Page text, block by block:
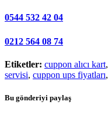
0544 532 42 04
0212 564 08 74
Etiketler: cuppon alıcı kart,
servisi, cuppon ups fiyatları,
Bu gönderiyi paylaş